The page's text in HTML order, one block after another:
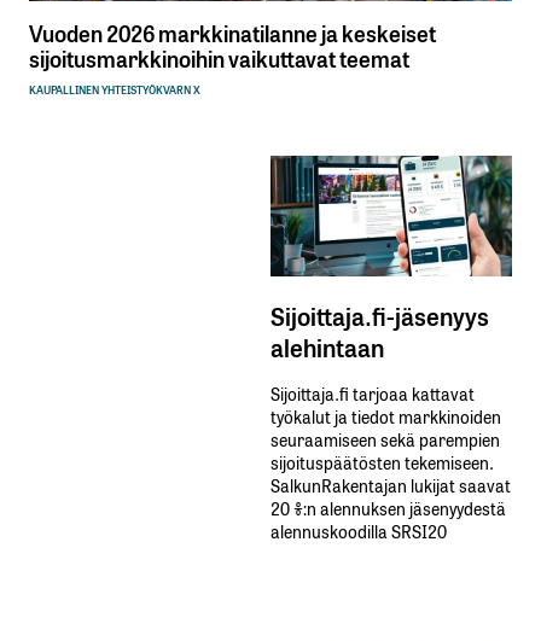
Vuoden 2026 markkinatilanne ja keskeiset
sijoitusmarkkinoihin vaikuttavat teemat
KAUPALLINEN YHTEISTYÖKVARN X
Sijoittaja.fi-jäsenyys
alehintaan
Sijoittaja.fi tarjoaa kattavat
työkalut ja tiedot markkinoiden
seuraamiseen sekä parempien
sijoituspäätösten tekemiseen.
SalkunRakentajan lukijat saavat
20 %:n alennuksen jäsenyydestä
alennuskoodilla SRSI20